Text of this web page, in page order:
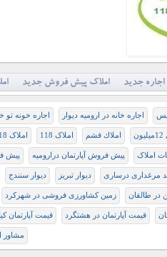
جدید املاک پیش فروش جدید
اجاره خانه در ارومیه دیوار اجاره خونه تو
املاك قشم املاک 118 املاک 118
املاک پيش فروش آپارتمان دراروميه پیش
مرغداری درساری دیوار تبریز دیوار سنندج
در طالقان زمین کشاورزی فروشی در شهرکرد
قیمت آپارتمان در هشتگرد قیمت آپارتمان
مشاور